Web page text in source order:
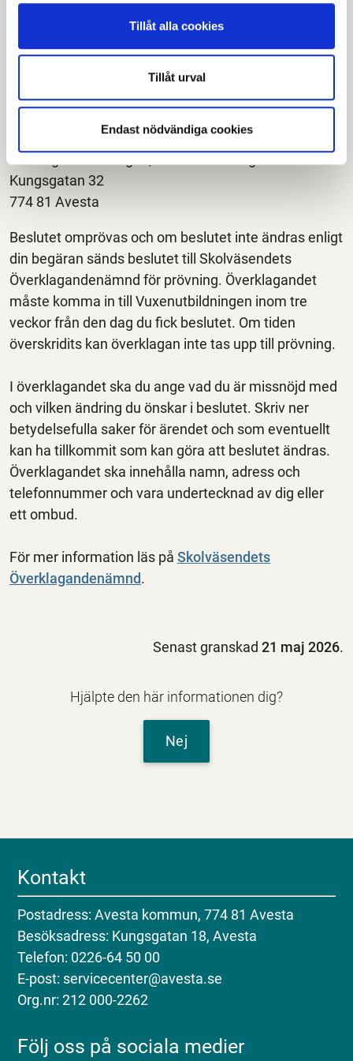
Tillåt alla cookies
Tillåt urval
Endast nödvändiga cookies
Om antagningsbesked
Är du missnöjd med ditt antagningsbesked kan du
överklaga. Överklagandet ska vara skriftligt
Kungsgatan 32
774 81 Avesta
Beslutet omprövas och om beslutet inte ändras enligt
din begäran sänds beslutet till Skolväsendets
Överklagandenämnd för prövning. Överklagandet
måste komma in till Vuxenutbildningen inom tre
veckor från den dag du fick beslutet. Om tiden
överskridits kan överklagan inte tas upp till prövning.
I överklagandet ska du ange vad du är missnöjd med
och vilken ändring du önskar i beslutet. Skriv ner
betydelsefulla saker för ärendet och som eventuellt
kan ha tillkommit som kan göra att beslutet ändras.
Överklagandet ska innehålla namn, adress och
telefonnummer och vara undertecknad av dig eller
ett ombud.
För mer information läs på Skolväsendets
Överklagandenämnd.
Senast granskad21 maj 2026.
Hjälpte den här informationen dig?
Nej
Kontakt
Postadress: Avesta kommun, 774 81 Avesta
Besöksadress: Kungsgatan 18, Avesta
Telefon: 0226-64 50 00
E-post: servicecenter@avesta.se
Org.nr: 212 000-2262
Följ oss på sociala medier